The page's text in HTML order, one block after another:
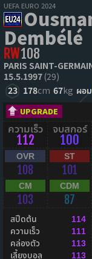
UEFA EURO 2024
Dembélé
RW108
PARIS SAINT-
15.5.1997(29)
23 178cm 67kg ผอม
UPGRADE
ความเร็ว
112
จบสกอร์
100
OVR
108
ST
101
CM
103
CDM
87
สปีดต้น 114
ความเร็ว 111
คล่องตัว 113
เลี้ยงบอล 113